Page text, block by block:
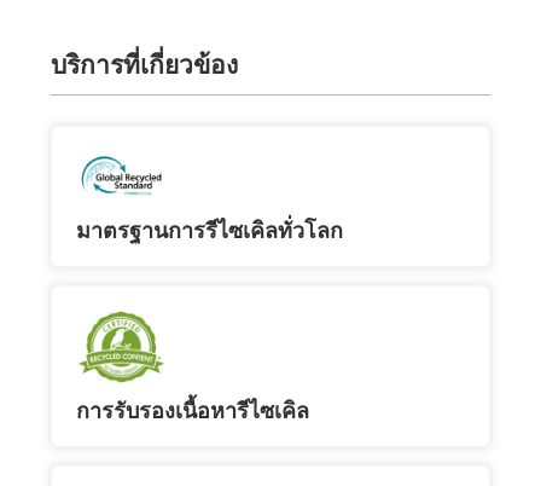
บริการที่เกี่ยวข้อง
มาตรฐานการรีไซเคิลทั่วโลก
การรับรองเนื้อหารีไซเคิล